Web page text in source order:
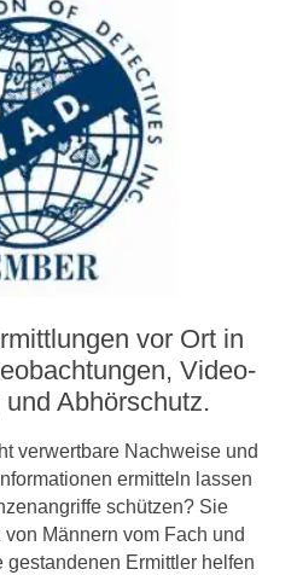
vor Ort in
Video­­
Abhörschutz.
verwertbare Nachweise und
ermitteln lassen
schützen? Sie
Männern vom Fach und
Ermittler helfen